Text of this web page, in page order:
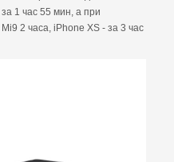
1 час 55 мин, а при
2 часа, iPhone XS - за 3 час